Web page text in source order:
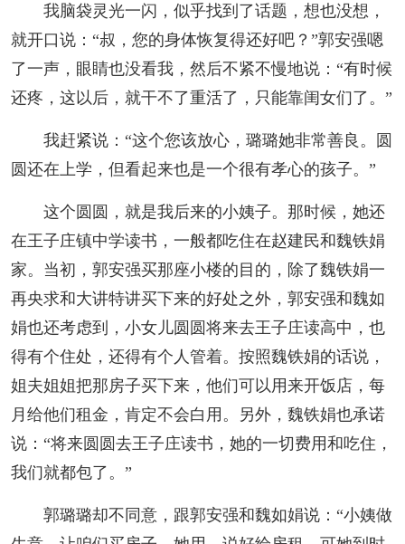
我脑袋灵光一闪，似乎找到了话题，想也没想，
就开口说：“叔，您的身体恢复得还好吧？”郭安强嗯
了一声，眼睛也没看我，然后不紧不慢地说：“有时候
还疼，这以后，就干不了重活了，只能靠闺女们了。”
我赶紧说：“这个您该放心，璐璐她非常善良。圆
圆还在上学，但看起来也是一个很有孝心的孩子。”
这个圆圆，就是我后来的小姨子。那时候，她还
在王子庄镇中学读书，一般都吃住在赵建民和魏铁娟
家。当初，郭安强买那座小楼的目的，除了魏铁娟一
再央求和大讲特讲买下来的好处之外，郭安强和魏如
娟也还考虑到，小女儿圆圆将来去王子庄读高中，也
得有个住处，还得有个人管着。按照魏铁娟的话说，
姐夫姐姐把那房子买下来，他们可以用来开饭店，每
月给他们租金，肯定不会白用。另外，魏铁娟也承诺
说：“将来圆圆去王子庄读书，她的一切费用和吃住，
我们就都包了。”
郭璐璐却不同意，跟郭安强和魏如娟说：“小姨做